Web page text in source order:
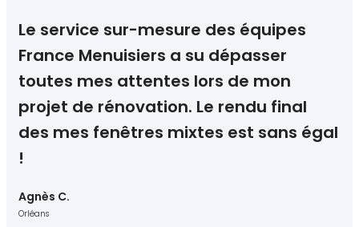
Le service sur-mesure des équipes
France Menuisiers a su dépasser
toutes mes attentes lors de mon
projet de rénovation. Le rendu final
des mes fenêtres mixtes est sans égal
!
Agnès C.
Orléans